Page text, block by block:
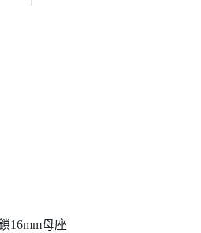
16mm母座